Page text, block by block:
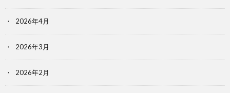
2026年4月
2026年3月
2026年2月